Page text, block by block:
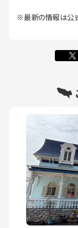
※最新の情報は公